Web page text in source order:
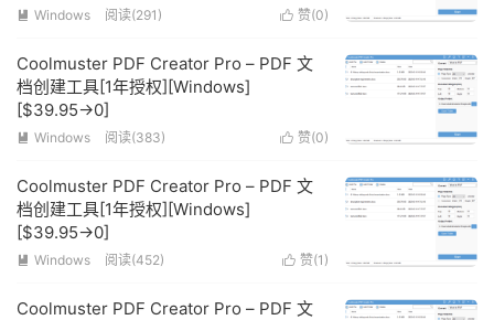
 赞(0)
 Windows 阅读(291)
Coolmuster PDF Creator Pro – PDF 文
档创建工具[1年授权][Windows]
[$39.95→0]
 赞(0)
 Windows 阅读(383)
Coolmuster PDF Creator Pro – PDF 文
档创建工具[1年授权][Windows]
[$39.95→0]
 赞(1 )
 Windows 阅读(452)
Coolmuster PDF Creator Pro – PDF 文